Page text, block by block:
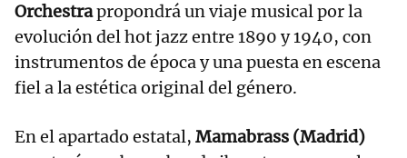
Orchestrapropondrá un viaje musical por la
evolución del hot jazz entre 1890 y 1940, con
instrumentos de época y una puesta en escena
fiel a la estética original del género.
En el apartado estatal, Mamabrass (Madrid)